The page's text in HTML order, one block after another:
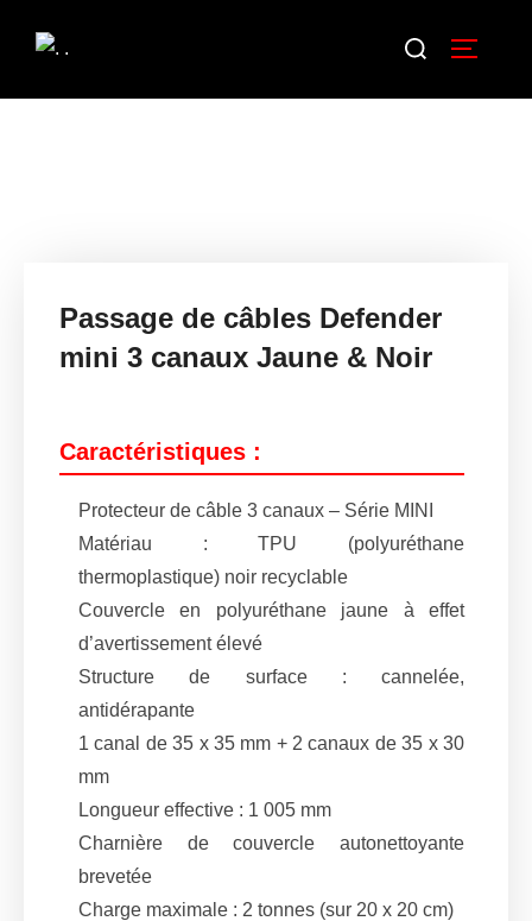
Passage de câbles Defender
mini 3 canaux Jaune & Noir
Caractéristiques :
Protecteur de câble 3 canaux – Série MINI
Matériau : TPU (polyuréthane
thermoplastique) noir recyclable
Couvercle en polyuréthane jaune à effet
d’avertissement élevé
Structure de surface : cannelée,
antidérapante
1 canal de 35 x 35 mm + 2 canaux de 35 x 30
mm
Longueur effective : 1 005 mm
Charnière de couvercle autonettoyante
brevetée
Charge maximale : 2 tonnes (sur 20 x 20 cm)